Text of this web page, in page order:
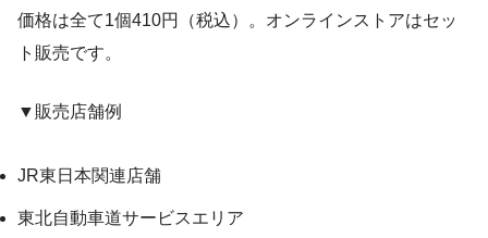
価格は全て1個410円（税込）。オンラインストアはセッ
ト販売です。
▼販売店舗例
JR東日本関連店舗
東北自動車道サービスエリア